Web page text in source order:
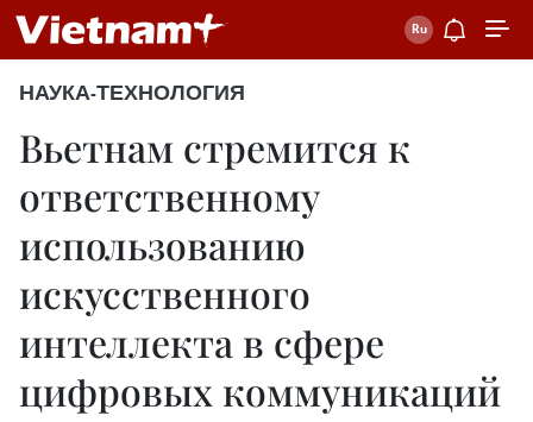
НАУКА-ТЕХНОЛОГИЯ
Вьетнам стремится к
ответственному
использованию
искусственного
интеллекта в сфере
цифровых коммуникаций